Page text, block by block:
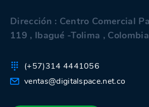
Dirección : Centro Comercial
119 , Ibagué -Tolima , Colombia
(+57)314 4441056
ventas@digitalspace.net.co